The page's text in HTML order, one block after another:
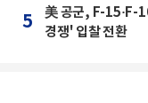
5
美 공군, F-15·F-
경쟁' 입찰 전환